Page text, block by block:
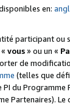
en:
participant
vous» ou un «
de
(telles que
PI du
Partenaires).